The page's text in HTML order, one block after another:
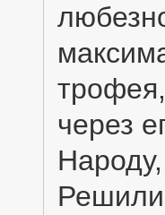
через